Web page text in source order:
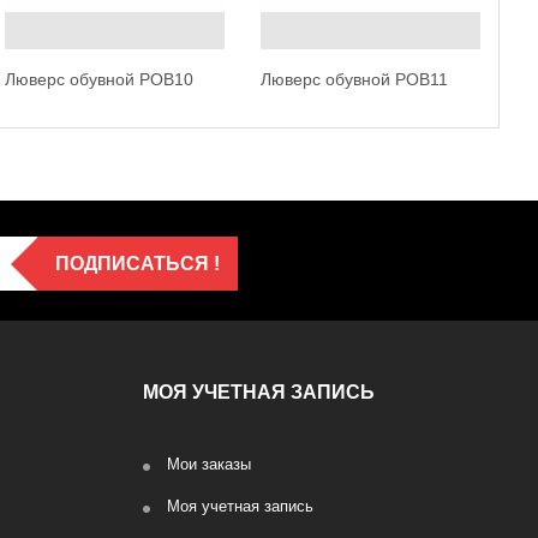
Люверс обувной POB10 Люверс обувной POB11
ПОДПИСАТЬСЯ !
МОЯ УЧЕТНАЯ ЗАПИСЬ
Мои заказы
Моя учетная запись